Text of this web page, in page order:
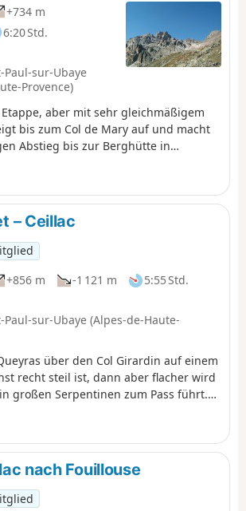
+734 m
6:20 Std.
sur-Ubaye
Provence)
aber mit sehr gleichmäßigem
bis zum Col de Mary auf und macht
Abstieg bis zur Berghütte in
– Ceillac
+856 m -1 121 m
5:55 Std.
sur-Ubaye (Alpes-de-Haute-
über den Col Girardin auf einem
recht steil ist, dann aber flacher wird
großen Serpentinen zum Pass führt.
Sancte, der höchste Punkt des
nach Fouillouse